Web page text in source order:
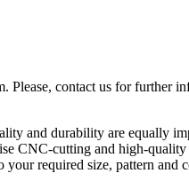
contact us for
and durability are equally
CNC-cutting and high-
required size, pattern